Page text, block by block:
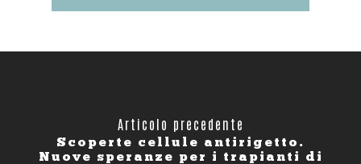
Articolo precedente
Scoperte cellule antirigetto.
Nuove speranze per i trapianti di